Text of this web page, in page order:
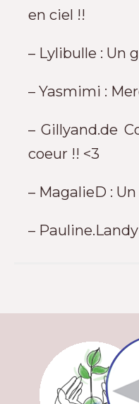
en ciel !!
– Lylibulle : Un
– Yasmimi :
– Gillyand.de
coeur !! <3
– MagalieD :
–